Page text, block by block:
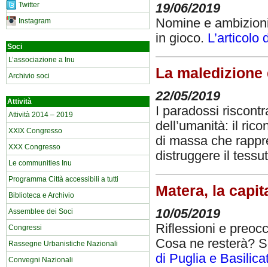
Twitter
Instagram
Soci
L’associazione a Inu
Archivio soci
Attività
Attività 2014 – 2019
XXIX Congresso
XXX Congresso
Le communities Inu
Programma Città accessibili a tutti
Biblioteca e Archivio
Assemblee dei Soci
Congressi
Rassegne Urbanistiche Nazionali
Convegni Nazionali
19/06/2019
Nomine e
in gioco. L’articolo
La maledizione
22/05/2019
I paradossi
dell’umanità: il
di massa che
distruggere il
Matera, la
10/05/2019
Riflessioni e
Cosa ne resterà?
di Puglia e